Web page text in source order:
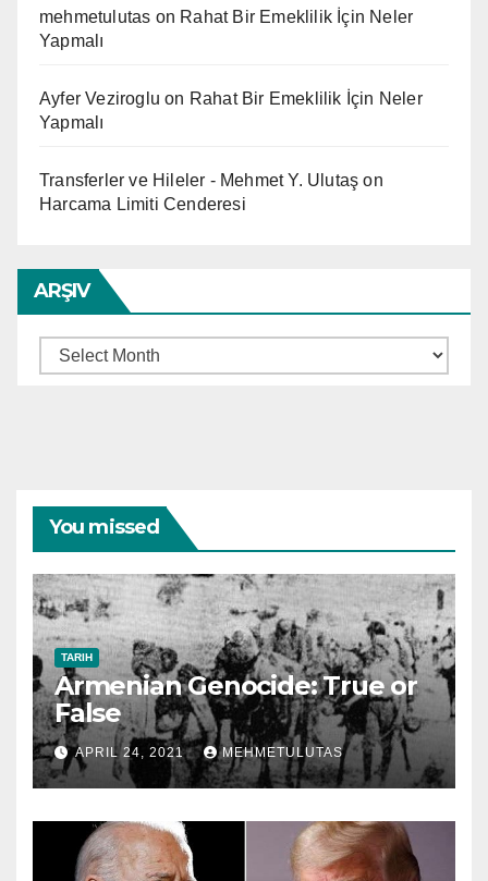
mehmetulutas on Rahat Bir Emeklilik İçin Neler
Yapmalı
Ayfer Veziroglu on Rahat Bir Emeklilik İçin Neler
Yapmalı
Transferler ve Hileler - Mehmet Y. Ulutaş on
Harcama Limiti Cenderesi
ARŞIV
Arşiv
You missed
TARIH
Armenian Genocide: True or
False
APRIL 24, 2021 MEHMETULUTAS